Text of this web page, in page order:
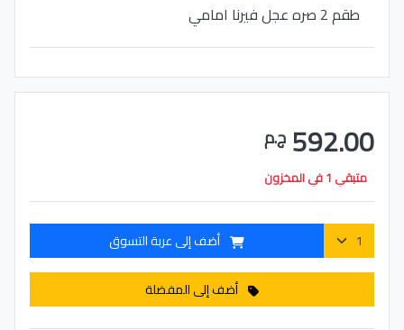
طقم 2 صره عجل فيرنا امامي
592.00 ج.م
متبقي 1 في المخزون
أضف إلى عربة التسوق
أضف إلى المفضلة